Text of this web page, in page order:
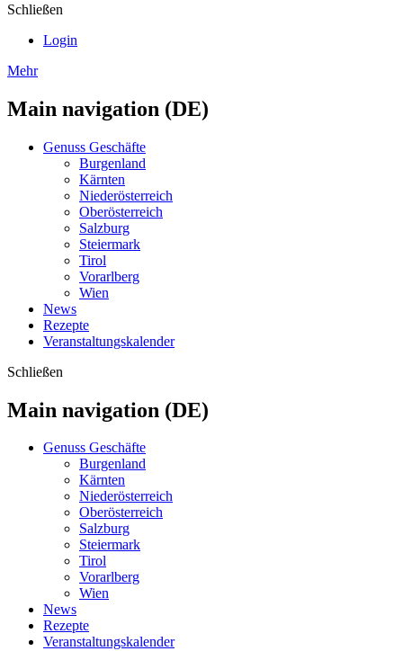
Schließen
Login
Mehr
Main navigation (DE)
Genuss Geschäfte
Burgenland
Kärnten
Niederösterreich
Oberösterreich
Salzburg
Steiermark
Tirol
Vorarlberg
Wien
News
Rezepte
Veranstaltungskalender
Schließen
Main navigation (DE)
Genuss Geschäfte
Burgenland
Kärnten
Niederösterreich
Oberösterreich
Salzburg
Steiermark
Tirol
Vorarlberg
Wien
News
Rezepte
Veranstaltungskalender